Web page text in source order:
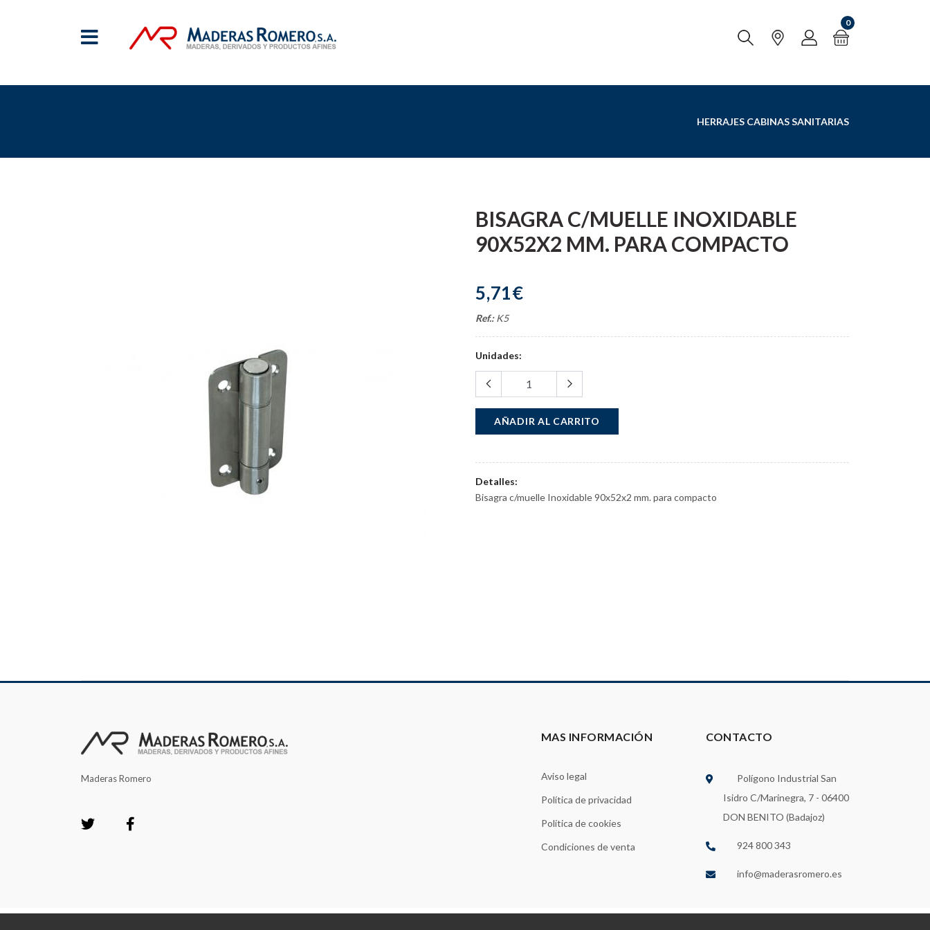
0
HERRAJES CABINAS SANITARIAS
BISAGRA C/MUELLE INOXIDABLE
90X52X2 MM. PARA COMPACTO
5,71€
Ref.: K5
Unidades:
AÑADIR AL CARRITO
Detalles:
Bisagra c/muelle Inoxidable 90x52x2 mm. para compacto
Maderas Romero
MAS INFORMACIÓN
Aviso legal
Política de privacidad
Política de cookies
Condiciones de venta
CONTACTO
Polígono Industrial San
Isidro C/Marinegra, 7 - 06400
DON BENITO (Badajoz)
924 800 343
info@maderasromero.es